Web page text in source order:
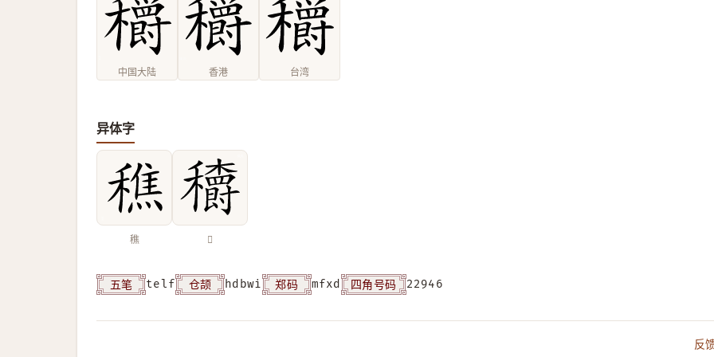
中国大陆 香港 台湾
异体字
穛 𥤏
五笔 telf 仓颉 hdbwi 郑码 mfxd 四角号码 22946
反